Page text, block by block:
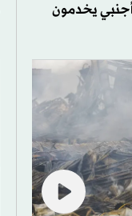
أجنبي يخدمون